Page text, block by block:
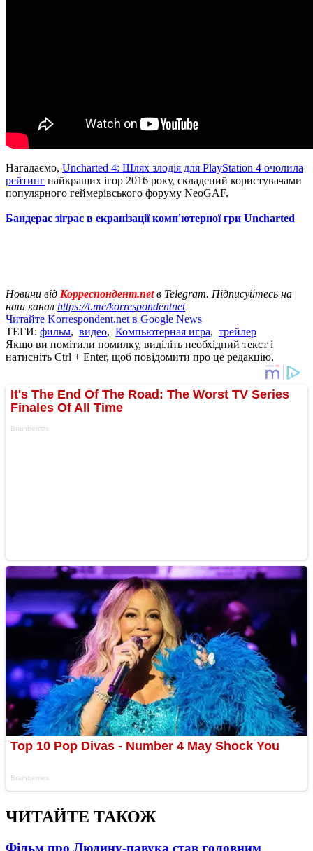
Нагадаємо, Uncharted 4: Шлях злодія для PlayStation 4 очолила
рейтинг найкращих ігор 2016 року, складений користувачами
популярного геймерівського форуму NeoGAF.
Бандерас зіграє в екранізації комп'ютерної гри Uncharted
Новини від Корреспондент.netв Telegram. Підписуйтесь на
наш канал https://t.me/korrespondentnet
Читайте Korrespondent.net в Google News
ТЕГИ: фильм, видео, Компьютерная игра, трейлер
Якщо ви помітили помилку, виділіть необхідний текст і
натисніть Ctrl + Enter, щоб повідомити про це редакцію.
ЧИТАЙТЕ ТАКОЖ
Фільм про Людину-павука став головним